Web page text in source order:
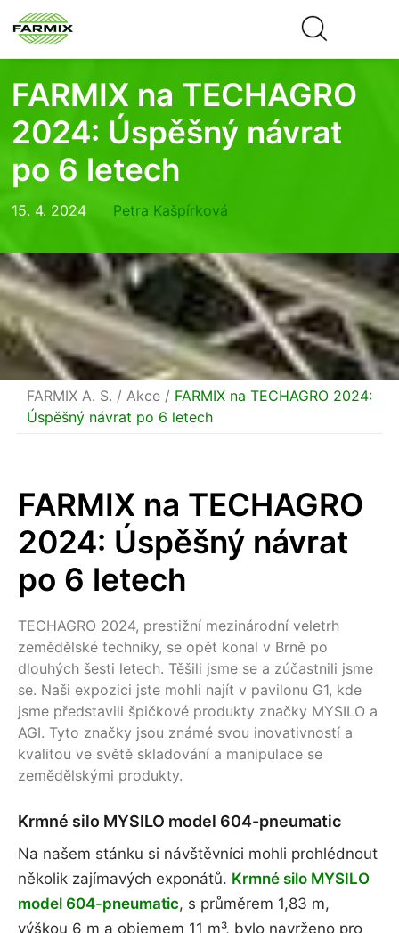
FARMIX na TECHAGRO
2024: Úspěšný návrat
po 6 letech
15. 4. 2024 Petra Kašpírková
FARMIX A. S. / Akce/ FARMIX na TECHAGRO 2024:
Úspěšný návrat po 6 letech
FARMIX na TECHAGRO
2024: Úspěšný návrat
po 6 letech
TECHAGRO 2024, prestižní mezinárodní veletrh
zemědělské techniky, se opět konal v Brně po
dlouhých šesti letech. Těšili jsme se a zúčastnili jsme
se. Naši expozici jste mohli najít v pavilonu G1, kde
jsme představili špičkové produkty značky MYSILO a
AGI. Tyto značky jsou známé svou inovativností a
kvalitou ve světě skladování a manipulace se
zemědělskými produkty.
Krmné silo MYSILO model 604-pneumatic
Na našem stánku si návštěvníci mohli prohlédnout
několik zajímavých exponátů. Krmné silo MYSILO
model 604-pneumatic, s průměrem 1,83 m,
výškou 6 m a objemem 11 m³, bylo navrženo pro